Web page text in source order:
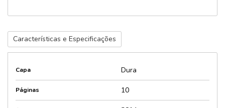
Características e Especificações
Capa Dura
Páginas 10